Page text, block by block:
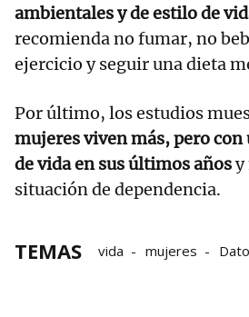
ambientales y de estilo de
recomienda no fumar, no
ejercicio y seguir una dieta
Por último, los estudios
mujeres viven más, pero con
de vida en sus últimos añosy
situación de dependencia.
TEMAS vida mujeres